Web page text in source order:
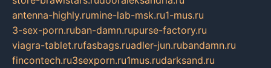
antenna-highly.rumine-lab-msk.ru1-mus.ru
3-sex-porn.ruban-damn.rupurse-factory.ru
viagra-tablet.rufasbags.ruadler-jun.rubandamn.ru
fincontech.ru3sexporn.ru1mus.rudarksand.ru